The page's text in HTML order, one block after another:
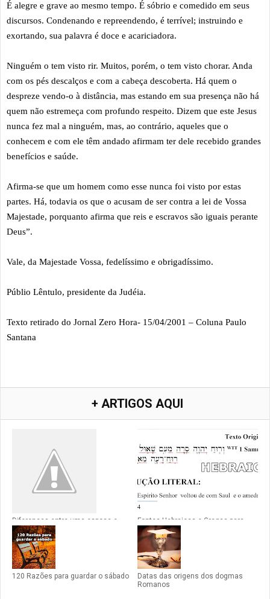
É alegre e grave ao mesmo tempo. É sóbrio e comedido em seus
discursos. Condenando e repreendendo, é terrível; instruindo e
exortando, sua palavra é doce e acariciadora.
Ninguém o tem visto rir. Muitos, porém, o tem visto chorar. Anda
com os pés descalços e com a cabeça descoberta. Há quem o
despreze vendo-o à distância, mas estando em sua presença não há
quem não estremeça com profundo respeito. Dizem que este Jesus
nunca fez mal a ninguém, mas, ao contrário, aqueles que o
conhecem e com ele têm andado afirmam ter dele recebido grandes
benefícios e saúde.
Afirma-se que um homem como esse nunca foi visto por estas
partes. Há, todavia os que o acusam de ser contra a lei de Vossa
Majestade, porquanto afirma que reis e escravos são iguais perante
Deus”.
Vale, da Majestade Vossa, fedelíssimo e obrigadíssimo.
Públio Lêntulo, presidente da Judéia.
Texto retirado do Jornal Zero Hora- 15/04/2001 – Coluna Paulo
Santana
+ ARTIGOS AQUI
Diferenças entre uma esposa e
uma espiga
Fontes Hebraicas e Gregas para
Word (Testado)
120 Razões para guardar o sábado
Datas das origens dos dogmas
Romanos